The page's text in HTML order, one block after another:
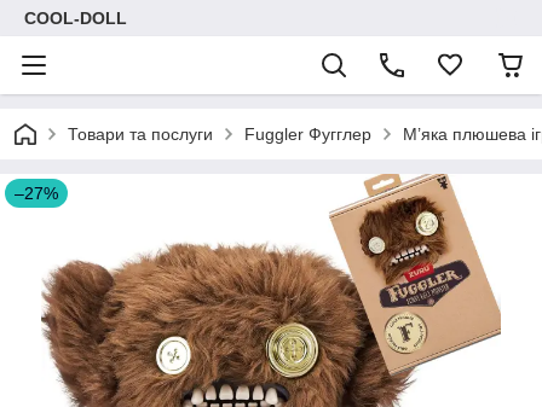
COOL-DOLL
Товари та послуги Fuggler Фугглер М’яка плюшева
–27%